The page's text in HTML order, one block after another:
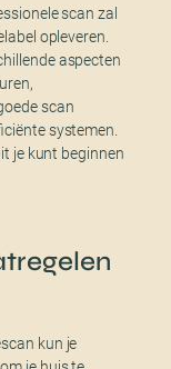
scan zal
opleveren.
aspecten
scan
systemen.
je kunt beginnen
kun je